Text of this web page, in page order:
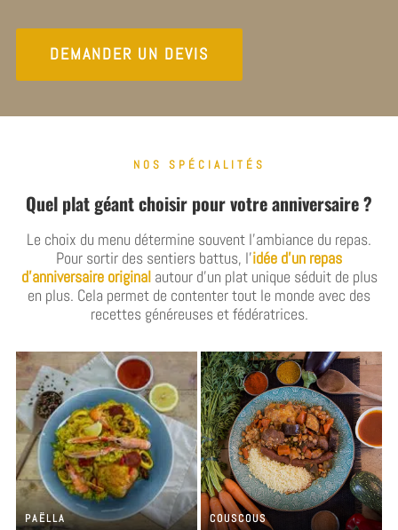
DEMANDER UN DEVIS
NOS SPÉCIALITÉS
Quel plat géant choisir pour votre anniversaire ?
Le choix du menu détermine souvent l’ambiance du repas.
Pour sortir des sentiers battus, l’idée d’un repas
d’anniversaire originalautour d’un plat unique séduit de plus
en plus. Cela permet de contenter tout le monde avec des
recettes généreuses et fédératrices.
PAËLLA COUSCOUS